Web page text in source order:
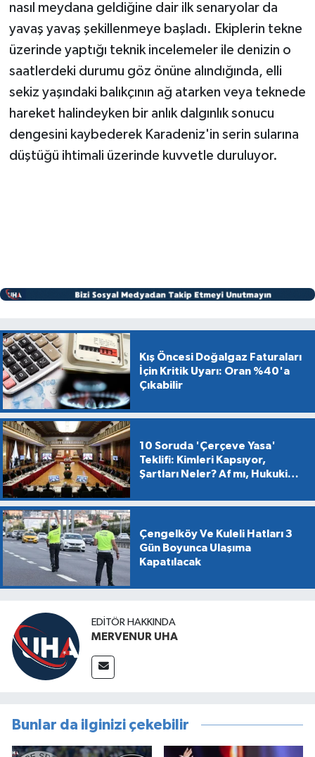
nasıl meydana geldiğine dair ilk senaryolar da
yavaş yavaş şekillenmeye başladı. Ekiplerin tekne
üzerinde yaptığı teknik incelemeler ile denizin o
saatlerdeki durumu göz önüne alındığında, elli
sekiz yaşındaki balıkçının ağ atarken veya teknede
hareket halindeyken bir anlık dalgınlık sonucu
dengesini kaybederek Karadeniz'in serin sularına
düştüğü ihtimali üzerinde kuvvetle duruluyor.
Kış Öncesi Doğalgaz Faturaları
İçin Kritik Uyarı: Oran %40'a
Çıkabilir
10 Soruda 'Çerçeve Yasa'
Teklifi: Kimleri Kapsıyor,
Şartları Neler? Af mı, Hukuki
Çengelköy Ve Kuleli Hatları 3
Gün Boyunca Ulaşıma
Kapatılacak
EDITÖR HAKKINDA
MERVENUR UHA
Bunlar da ilginizi çekebilir